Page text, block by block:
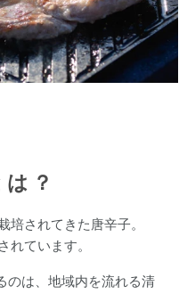
？
されてきた唐辛子。
れています。
は、 地域内を流れる清